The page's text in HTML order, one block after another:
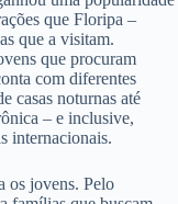
que Floripa –
que a visitam.
que procuram
com diferentes
casas noturnas até
– e inclusive,
internacionais.
os jovens. Pelo